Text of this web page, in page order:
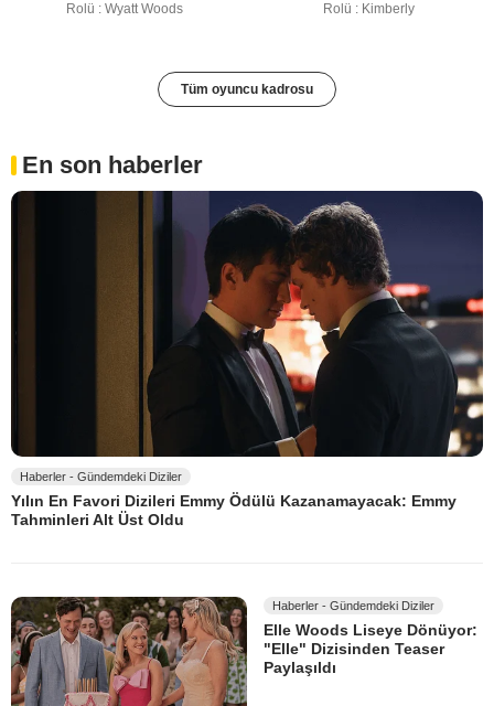
Rolü : Wyatt Woods Rolü : Kimberly
Tüm oyuncu kadrosu
En son haberler
Haberler - Gündemdeki Diziler
Yılın En Favori Dizileri Emmy Ödülü Kazanamayacak: Emmy
Tahminleri Alt Üst Oldu
Haberler - Gündemdeki Diziler
Elle Woods Liseye Dönüyor:
"Elle" Dizisinden Teaser
Paylaşıldı